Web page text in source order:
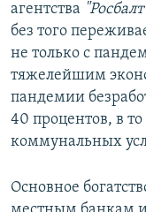
агентства
без того
не только с
тяжелейшим
пандемии
40 процентов, в
коммунальных
Основное